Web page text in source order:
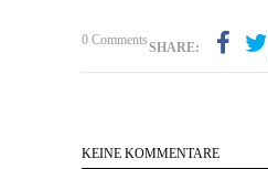
0 CommentsSHARE:
KEINE KOMMENTARE